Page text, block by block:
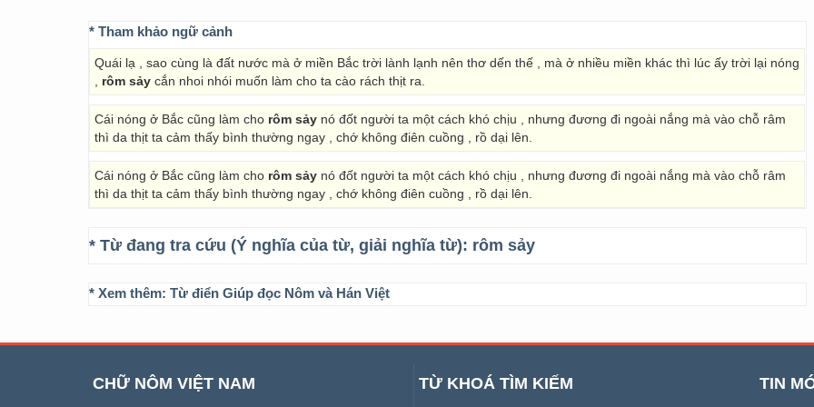
* Tham khảo ngữ cảnh
Quái lạ , sao cùng là đất nước mà ở miền Bắc trời lành lạnh nên thơ dến thế , mà ở nhiều miền khác thì lúc ấy trời lại nóng
rôm sảy cắn nhoi nhói muốn làm cho ta cào rách thịt ra.
Cái nóng ở Bắc cũng làm cho rôm sảy nó đốt người ta một cách khó chịu , nhưng đương đi ngoài nắng mà vào chỗ râm
thì da thịt ta cảm thấy bình thường ngay , chớ không điên cuồng , rồ dại lên.
Cái nóng ở Bắc cũng làm cho rôm sảy nó đốt người ta một cách khó chịu , nhưng đương đi ngoài nắng mà vào chỗ râm
thì da thịt ta cảm thấy bình thường ngay , chớ không điên cuồng , rồ dại lên.
* Từ đang tra cứu (Ý nghĩa của từ, giải nghĩa từ): rôm sảy
* Xem thêm: Từ điển Giúp đọc Nôm và Hán Việt
CHỮ NÔM VIỆT NAM TỪ KHOÁ TÌM KIẾM TIN